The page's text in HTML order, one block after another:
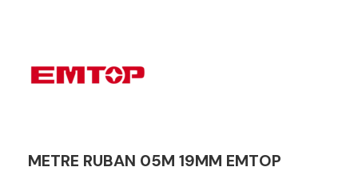
METRE RUBAN 05M 19MM EMTOP